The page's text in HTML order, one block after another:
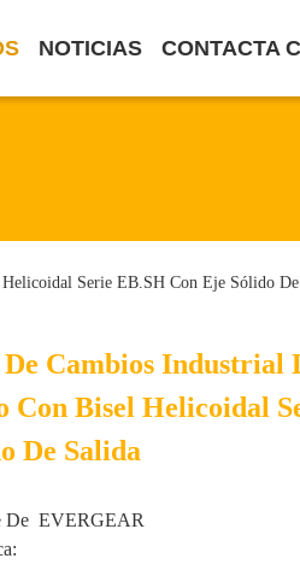
NOTICIAS CONTACTA
Serie EB.SH Con Eje Sólido
Cambios Industrial
Con Bisel Helicoidal
De Salida
De EVERGEAR